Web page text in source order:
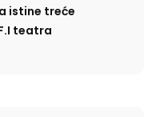
istine treće
teatra